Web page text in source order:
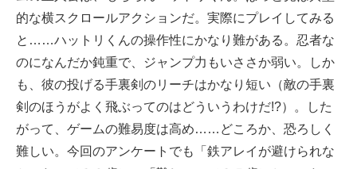
的な横スクロールアクションだ。実際にプレイしてみる
と……ハットリくんの操作性にかなり難がある。忍者な
のになんだか鈍重で、ジャンプ力もいささか弱い。しか
も、彼の投げる手裏剣のリーチはかなり短い（敵の手裏
剣のほうがよく飛ぶってのはどういうわけだ!?）。した
がって、ゲームの難易度は高め……どころか、恐ろしく
難しい。今回のアンケートでも「鉄アレイが避けられな